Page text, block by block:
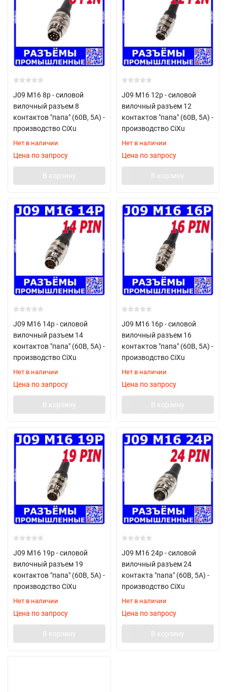
J09 M16 8p - силовой
вилочный разъем 8
контактов "папа" (60В, 5А) -
производство CiXu
Нет в наличии
Цена по запросу
В корзину
J09 M16 12p - силовой
вилочный разъем 12
контактов "папа" (60В, 5А) -
производство CiXu
Нет в наличии
Цена по запросу
В корзину
J09 M16 14p - силовой
вилочный разъем 14
контактов "папа" (60В, 5А) -
производство CiXu
Нет в наличии
Цена по запросу
В корзину
J09 M16 16p - силовой
вилочный разъем 16
контактов "папа" (60В, 5А) -
производство CiXu
Нет в наличии
Цена по запросу
В корзину
J09 M16 19p - силовой
вилочный разъем 19
контактов "папа" (60В, 5А) -
производство CiXu
Нет в наличии
Цена по запросу
В корзину
J09 M16 24p - силовой
вилочный разъем 24
контакта "папа" (60В, 5А) -
производство CiXu
Нет в наличии
Цена по запросу
В корзину